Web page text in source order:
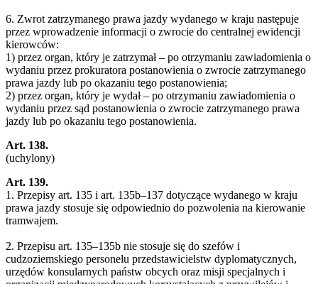
6. Zwrot zatrzymanego prawa jazdy wydanego w kraju następuje
przez wprowadzenie informacji o zwrocie do centralnej ewidencji
kierowców:
1) przez organ, który je zatrzymał – po otrzymaniu zawiadomienia o
wydaniu przez prokuratora postanowienia o zwrocie zatrzymanego
prawa jazdy lub po okazaniu tego postanowienia;
2) przez organ, który je wydał – po otrzymaniu zawiadomienia o
wydaniu przez sąd postanowienia o zwrocie zatrzymanego prawa
jazdy lub po okazaniu tego postanowienia.
Art. 138.
(uchylony)
Art. 139.
1. Przepisy art. 135 i art. 135b–137 dotyczące wydanego w kraju
prawa jazdy stosuje się odpowiednio do pozwolenia na kierowanie
tramwajem.
2. Przepisu art. 135–135b nie stosuje się do szefów i
cudzoziemskiego personelu przedstawicielstw dyplomatycznych,
urzędów konsularnych państw obcych oraz misji specjalnych i